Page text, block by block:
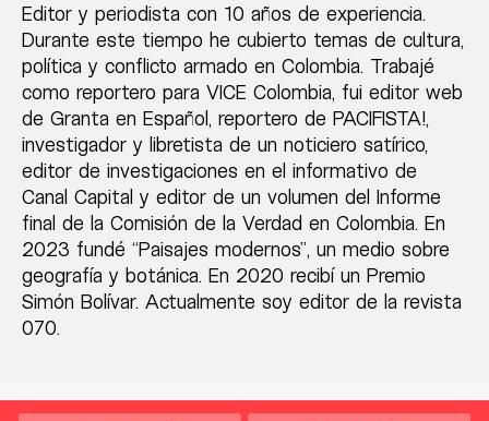
Editor y periodista con 10 años de experiencia.
Durante este tiempo he cubierto temas de cultura,
política y conflicto armado en Colombia. Trabajé
como reportero para VICE Colombia, fui editor web
de Granta en Español, reportero de PACIFISTA!,
investigador y libretista de un noticiero satírico,
editor de investigaciones en el informativo de
Canal Capital y editor de un volumen del Informe
final de la Comisión de la Verdad en Colombia. En
2023 fundé “Paisajes modernos”, un medio sobre
geografía y botánica. En 2020 recibí un Premio
Simón Bolívar. Actualmente soy editor de la revista
070.